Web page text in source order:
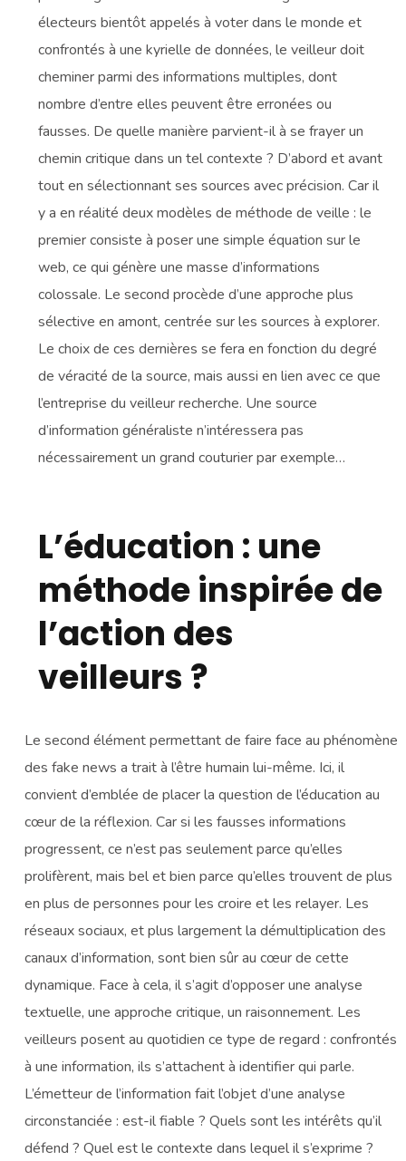
électeurs bientôt appelés à voter dans le monde et
confrontés à une kyrielle de données, le veilleur doit
cheminer parmi des informations multiples, dont
nombre d’entre elles peuvent être erronées ou
fausses. De quelle manière parvient-il à se frayer un
chemin critique dans un tel contexte ? D’abord et avant
tout en sélectionnant ses sources avec précision. Car il
y a en réalité deux modèles de méthode de veille : le
premier consiste à poser une simple équation sur le
web, ce qui génère une masse d’informations
colossale. Le second procède d’une approche plus
sélective en amont, centrée sur les sources à explorer.
Le choix de ces dernières se fera en fonction du degré
de véracité de la source, mais aussi en lien avec ce que
l’entreprise du veilleur recherche. Une source
d’information généraliste n’intéressera pas
nécessairement un grand couturier par exemple…
L’éducation : une
méthode inspirée de
l’action des
veilleurs ?
Le second élément permettant de faire face au phénomène
des fake news a trait à l’être humain lui-même. Ici, il
convient d’emblée de placer la question de l’éducation au
cœur de la réflexion. Car si les fausses informations
progressent, ce n’est pas seulement parce qu’elles
prolifèrent, mais bel et bien parce qu’elles trouvent de plus
en plus de personnes pour les croire et les relayer. Les
réseaux sociaux, et plus largement la démultiplication des
canaux d’information, sont bien sûr au cœur de cette
dynamique. Face à cela, il s’agit d’opposer une analyse
textuelle, une approche critique, un raisonnement. Les
veilleurs posent au quotidien ce type de regard : confrontés
à une information, ils s’attachent à identifier qui parle.
L’émetteur de l’information fait l’objet d’une analyse
circonstanciée : est-il fiable ? Quels sont les intérêts qu’il
défend ? Quel est le contexte dans lequel il s’exprime ?